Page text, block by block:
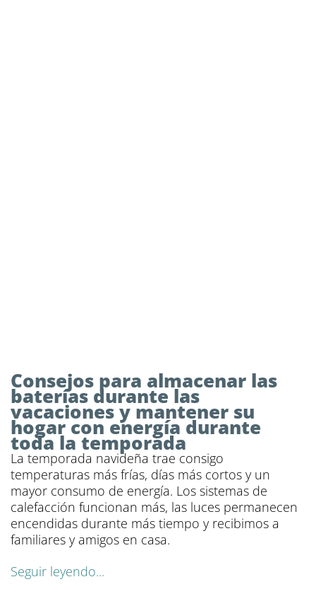
Consejos para almacenar las
baterías durante las
vacaciones y mantener su
hogar con energía durante
toda la temporada
La temporada navideña trae consigo
temperaturas más frías, días más cortos y un
mayor consumo de energía. Los sistemas de
calefacción funcionan más, las luces permanecen
encendidas durante más tiempo y recibimos a
familiares y amigos en casa.
Seguir leyendo...